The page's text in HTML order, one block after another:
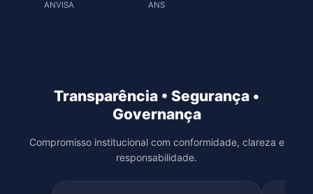
ANVISA ANS
Transparência • Segurança •
Governança
Compromisso institucional com conformidade, clareza e
responsabilidade.